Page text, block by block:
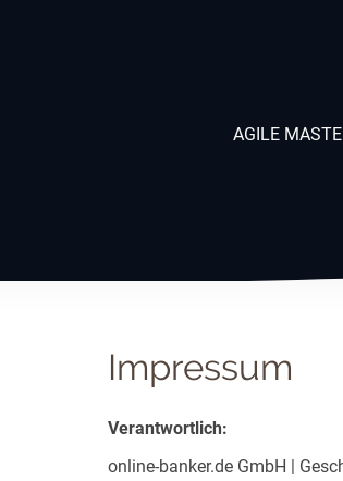
AGILE
Impressum
Verantwortlich:
online-banker.de GmbH |